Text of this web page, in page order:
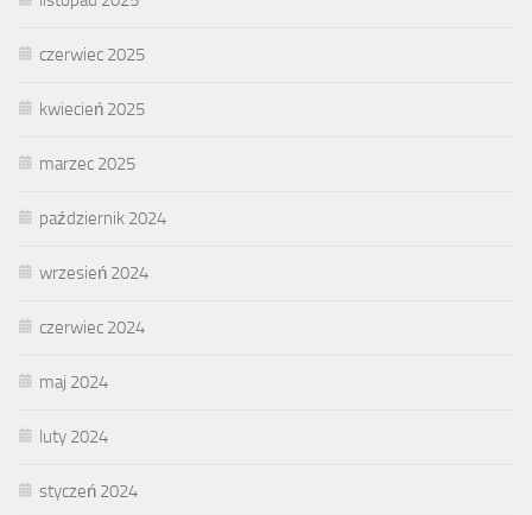
czerwiec 2025
kwiecień 2025
marzec 2025
październik 2024
wrzesień 2024
czerwiec 2024
maj 2024
luty 2024
styczeń 2024